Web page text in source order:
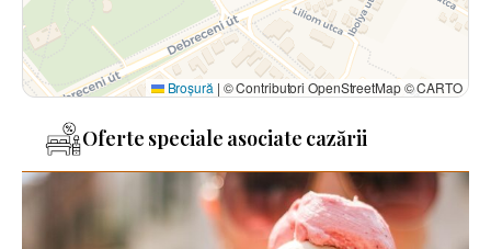
Broșură | © Contributori OpenStreetMap © CARTO
Oferte speciale asociate cazării